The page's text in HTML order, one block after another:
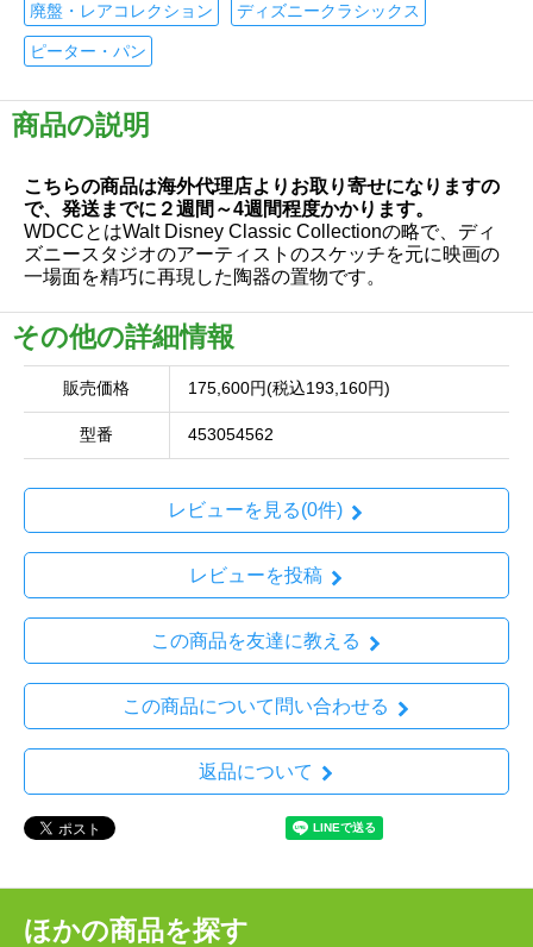
廃盤・レアコレクション ディズニークラシックス
ピーター・パン
商品の説明
こちらの商品は海外代理店よりお取り寄せになりますの
で、発送までに２週間～4週間程度かかります。
WDCCとはWalt Disney Classic Collectionの略で、ディ
ズニースタジオのアーティストのスケッチを元に映画の
一場面を精巧に再現した陶器の置物です。
その他の詳細情報
販売価格 175,600円(税込193,160円)
型番 453054562
レビューを見る(0件)
レビューを投稿
この商品を友達に教える
この商品について問い合わせる
返品について
ほかの商品を探す